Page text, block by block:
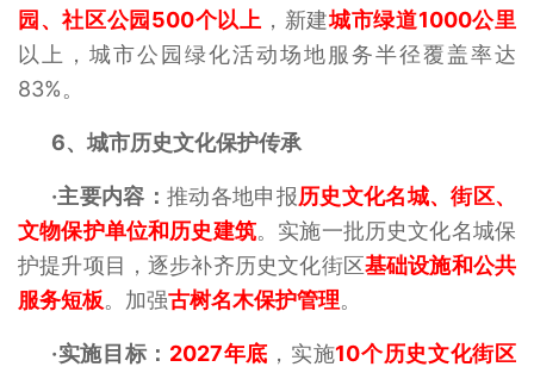
园、社区公园500个以上 ，新建城市绿道1000公里
以上，城市公园绿化活动场地服务半径覆盖率达
83%。
6、 城市历史文化保护传承
·主要内容： 推动各地申报历史文化名城、街区、
文物保护单位和历史建筑。实施一批历史文化名城保
护提升项目，逐步补齐历史文化街区基础设施和公共
服务短板。加强古树名木保护管理。
·实施目标： 2027年底 ，实施10个历史文化街区